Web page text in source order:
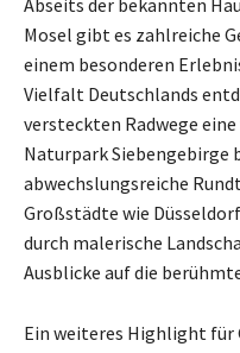
Abseits der bekannten
Mosel gibt es zahlreiche
einem besonderen
Vielfalt Deutschlands
versteckten Radwege
Naturpark Siebengebirge
abwechslungsreiche
Großstädte wie
durch malerische
Ausblicke auf die
Ein weiteres Highlight für